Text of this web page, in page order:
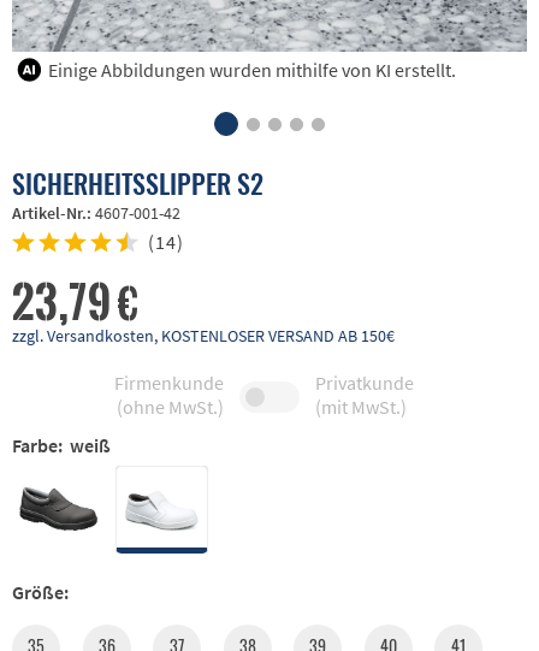
Einige Abbildungen wurden mithilfe von KI erstellt.
SICHERHEITSSLIPPER S2
Artikel-Nr.: 4607-001-42
(14)
23,79 €
zzgl. Versandkosten, KOSTENLOSER VERSAND AB 150€
Firmenkunde
(ohne MwSt.)
Privatkunde
(mit MwSt.)
Farbe: weiß
Größe:
35 36 37 38 39 40 41